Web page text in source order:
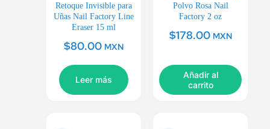
Retoque Invisible para
Uñas Nail Factory Line
Eraser 15 ml
$80.00 MXN
Leer más
Polvo Rosa Nail
Factory 2 oz
$178.00 MXN
Añadir al
carrito